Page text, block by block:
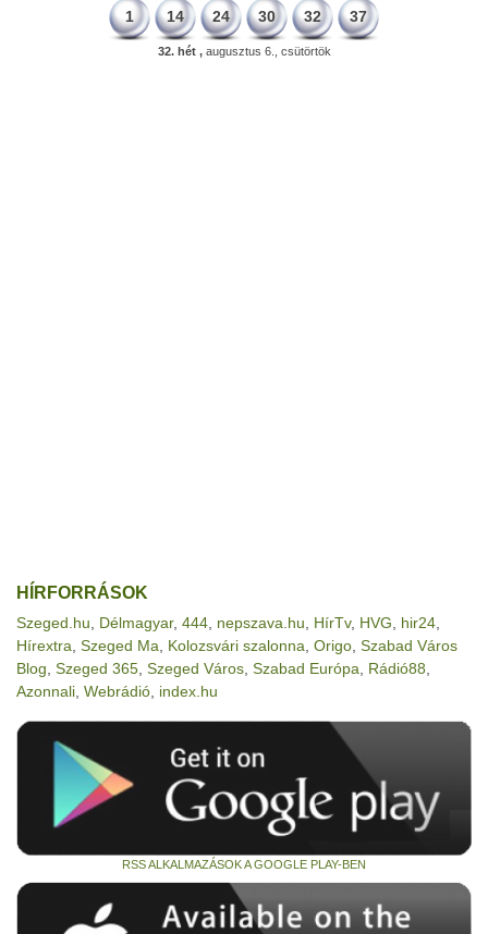
1 14 24 30 32 37
32. hét ,augusztus 6., csütörtök
HÍRFORRÁSOK
Szeged.hu Délmagyar, 444 nepszava.hu HírTv, HVG hir24
Hírextra Szeged Ma Kolozsvári szalonna Origo Szabad Város
Blog Szeged 365 Szeged Város Szabad Európa Rádió88
Azonnali Webrádió index.hu
RSS ALKALMAZÁSOK A GOOGLE PLAY-BEN